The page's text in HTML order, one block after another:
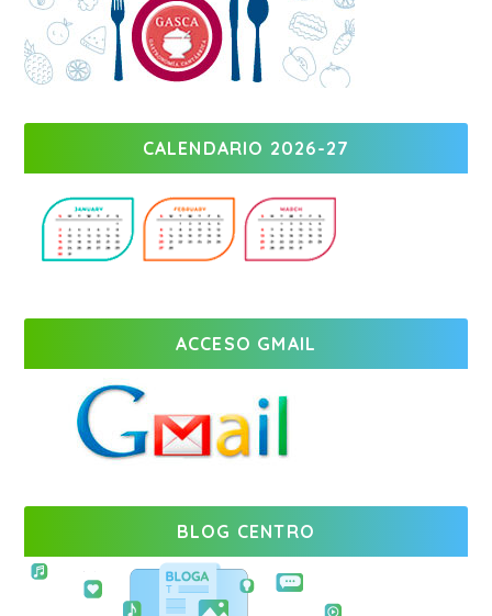
CALENDARIO 2026-27
ACCESO GMAIL
BLOG CENTRO